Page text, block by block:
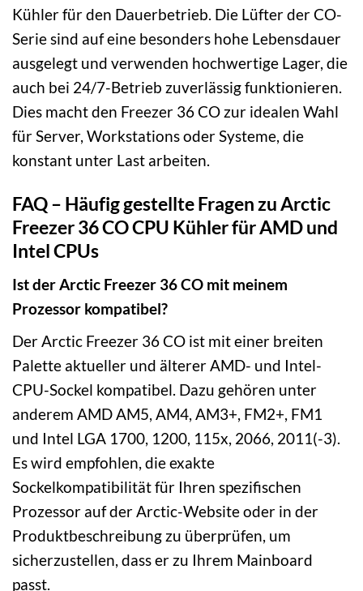
Kühler für den Dauerbetrieb. Die Lüfter der CO-
Serie sind auf eine besonders hohe Lebensdauer
ausgelegt und verwenden hochwertige Lager, die
auch bei 24/7-Betrieb zuverlässig funktionieren.
Dies macht den Freezer 36 CO zur idealen Wahl
für Server, Workstations oder Systeme, die
konstant unter Last arbeiten.
FAQ – Häufig gestellte Fragen zu Arctic
Freezer 36 CO CPU Kühler für AMD und
Intel CPUs
Ist der Arctic Freezer 36 CO mit meinem
Prozessor kompatibel?
Der Arctic Freezer 36 CO ist mit einer breiten
Palette aktueller und älterer AMD- und Intel-
CPU-Sockel kompatibel. Dazu gehören unter
anderem AMD AM5, AM4, AM3+, FM2+, FM1
und Intel LGA 1700, 1200, 115x, 2066, 2011(-3).
Es wird empfohlen, die exakte
Sockelkompatibilität für Ihren spezifischen
Prozessor auf der Arctic-Website oder in der
Produktbeschreibung zu überprüfen, um
sicherzustellen, dass er zu Ihrem Mainboard
passt.